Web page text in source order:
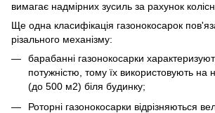
вимагає надмірних зусиль за рахунок
Ще одна класифікація газонокосарок
різального механізму:
барабанні газонокосарки
потужністю, тому їх використовують на
(до 500 м2) біля будинку;
Роторні газонокосарки відрізняються